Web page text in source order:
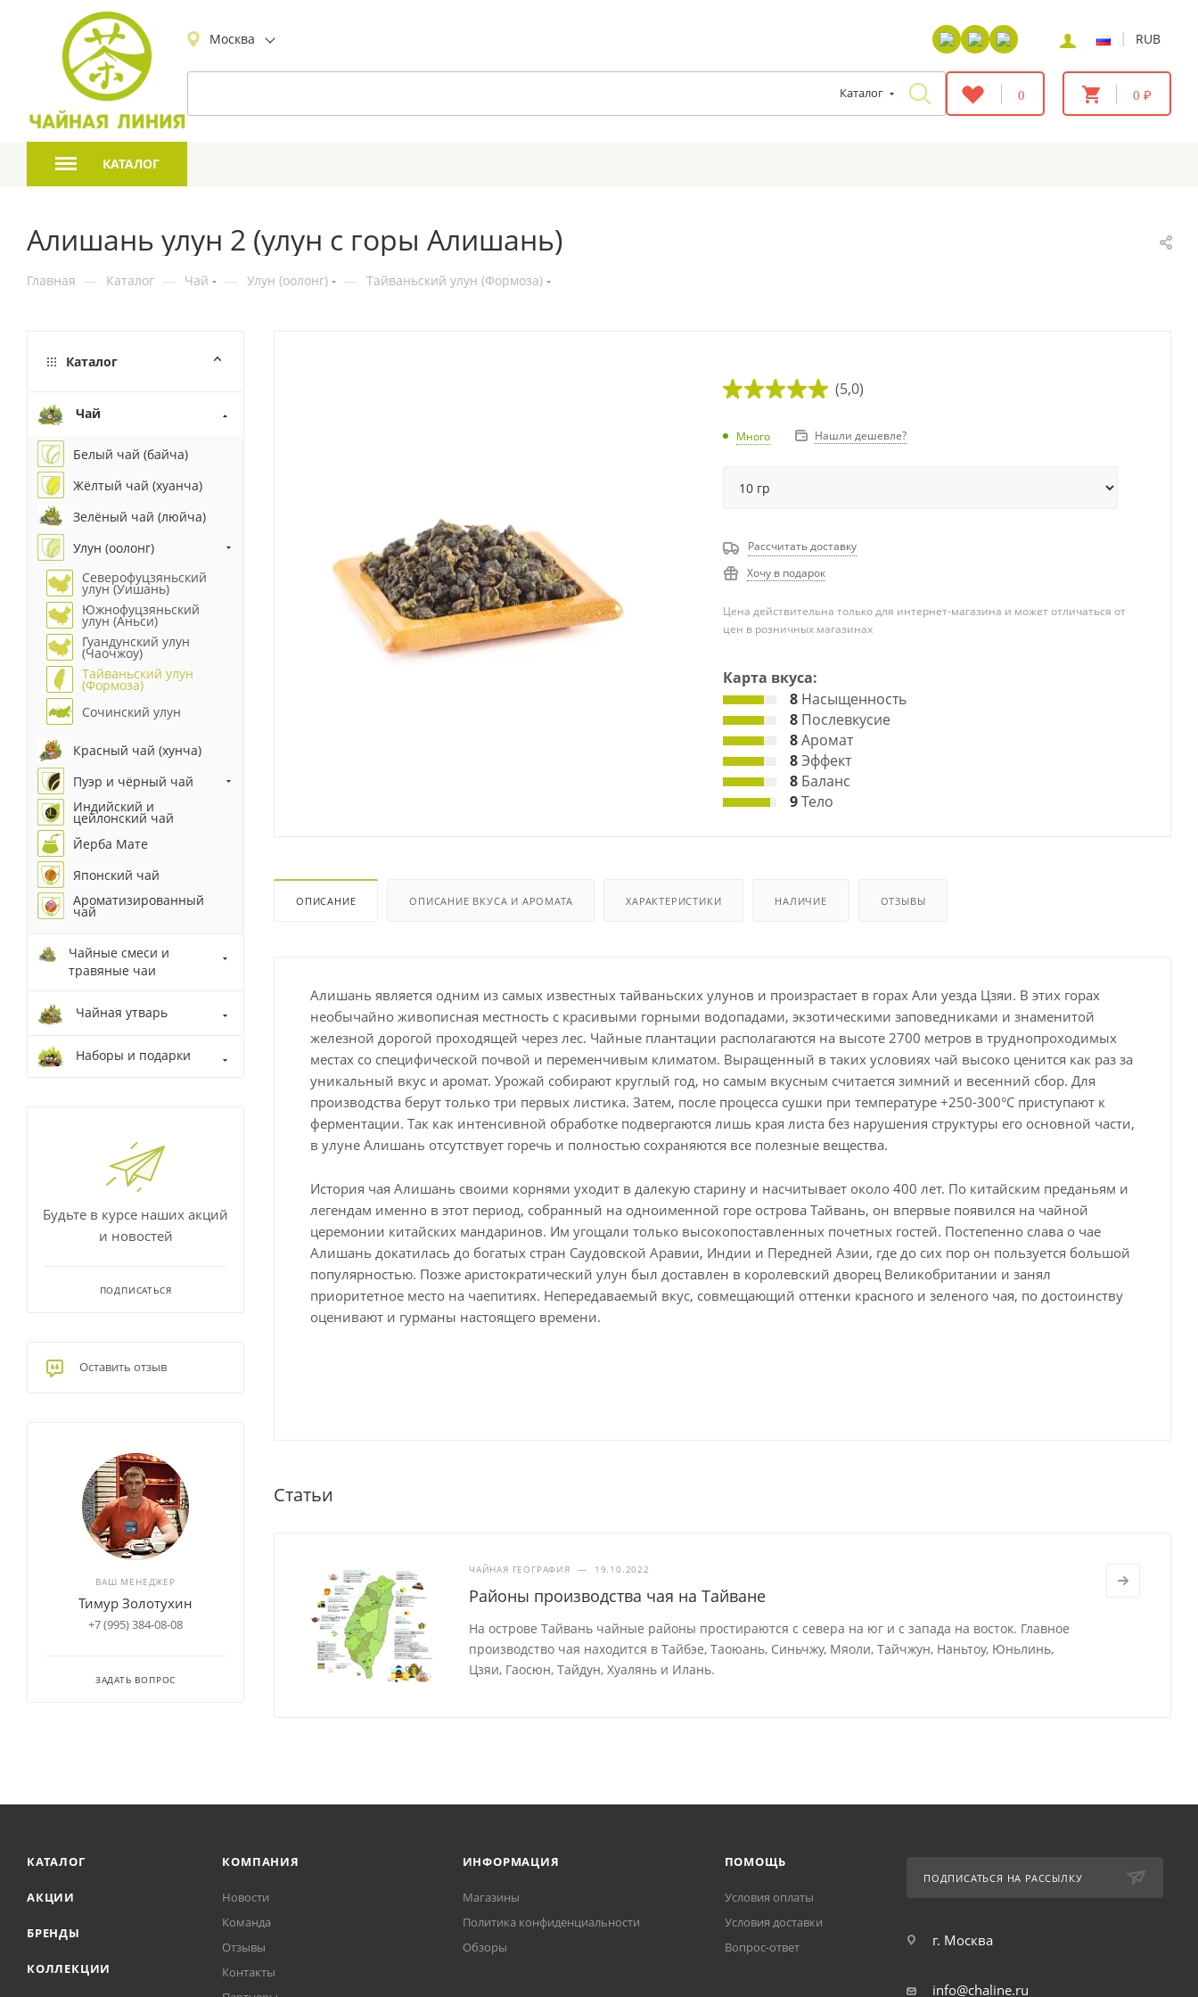
Москва | RUB
Каталог 0 0 ₽
КАТАЛОГ
Алишань улун 2 (улун с горы Алишань)
Главная — Каталог — Чай — Улун (оолонг) — Тайваньский улун (Формоза)
(5,0)
Много Нашли дешевле?
Рассчитать доставку
Хочу в подарок
Цена действительна только для интернет-магазина и может отличаться от
цен в розничных магазинах
Карта вкуса:
8Насыщенность
8Послевкусие
8Аромат
8Эффект
8Баланс
9Тело
ОПИСАНИЕ ОПИСАНИЕ ВКУСА И АРОМАТА ХАРАКТЕРИСТИКИ НАЛИЧИЕ ОТЗЫВЫ
Алишань является одним из самых известных тайваньских улунов и произрастает в горах Али уезда Цзяи. В этих горах
необычайно живописная местность с красивыми горными водопадами, экзотическими заповедниками и знаменитой
железной дорогой проходящей через лес. Чайные плантации располагаются на высоте 2700 метров в труднопроходимых
местах со специфической почвой и переменчивым климатом. Выращенный в таких условиях чай высоко ценится как раз за
уникальный вкус и аромат. Урожай собирают круглый год, но самым вкусным считается зимний и весенний сбор. Для
производства берут только три первых листика. Затем, после процесса сушки при температуре +250-300°С приступают к
ферментации. Так как интенсивной обработке подвергаются лишь края листа без нарушения структуры его основной части,
в улуне Алишань отсутствует горечь и полностью сохраняются все полезные вещества.
История чая Алишань своими корнями уходит в далекую старину и насчитывает около 400 лет. По китайским преданьям и
легендам именно в этот период, собранный на одноименной горе острова Тайвань, он впервые появился на чайной
церемонии китайских мандаринов. Им угощали только высокопоставленных почетных гостей. Постепенно слава о чае
Алишань докатилась до богатых стран Саудовской Аравии, Индии и Передней Азии, где до сих пор он пользуется большой
популярностью. Позже аристократический улун был доставлен в королевский дворец Великобритании и занял
приоритетное место на чаепитиях. Непередаваемый вкус, совмещающий оттенки красного и зеленого чая, по достоинству
оценивают и гурманы настоящего времени.
Статьи
ЧАЙНАЯ ГЕОГРАФИЯ — 19.10.2022
Районы производства чая на Тайване
На острове Тайвань чайные районы простираются с севера на юг и с запада на восток. Главное
производство чая находится в Тайбэе, Таоюань, Синьчжу, Мяоли, Тайчжун, Наньтоу, Юньлинь,
Цзяи, Гаосюн, Тайдун, Хуалянь и Илань.
Каталог
Чай
Белый чай (байча)
Жёлтый чай (хуанча)
Зелёный чай (люйча)
Улун (оолонг)
Северофуцзяньский
улун (Уишань)
Южнофуцзяньский
улун (Аньси)
Гуандунский улун
(Чаочжоу)
Тайваньский улун
(Формоза)
Сочинский улун
Красный чай (хунча)
Пуэр и чёрный чай
Индийский и
цейлонский чай
Йерба Мате
Японский чай
Ароматизированный
чай
Чайные смеси и
травяные чаи
Чайная утварь
Наборы и подарки
Будьте в курсе наших акций
и новостей
ПОДПИСАТЬСЯ
Оставить отзыв
ВАШ МЕНЕДЖЕР
Тимур Золотухин
+7 (995) 384-08-08
ЗАДАТЬ ВОПРОС
КАТАЛОГ
АКЦИИ
БРЕНДЫ
КОЛЛЕКЦИИ
КОМПАНИЯ
Новости
Команда
Отзывы
Контакты
ИНФОРМАЦИЯ
Магазины
Политика конфиденциальности
Обзоры
ПОМОЩЬ
Условия оплаты
Условия доставки
Вопрос-ответ
ПОДПИСАТЬСЯ НА РАССЫЛКУ
г. Москва
info@chaline.ru